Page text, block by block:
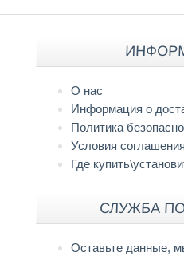
О нас
Информация о
Политика
Условия соглашения
Где
СЛУЖБА
Оставьте данные,